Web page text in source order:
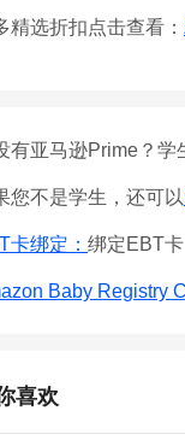
精选折扣点击查看：
有亚马逊Prime？学
您不是学生，还可以
卡绑定： 绑定EBT
Baby Registry
喜欢